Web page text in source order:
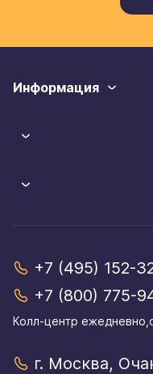
Информация
+7 (495) 152-
+7 (800) 775-
Колл-центр
г. Москва,